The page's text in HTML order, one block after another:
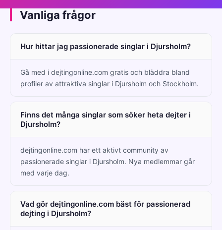
Vanliga frågor
Hur hittar jag passionerade singlar i Djursholm?
Gå med i dejtingonline.com gratis och bläddra bland
profiler av attraktiva singlar i Djursholm och Stockholm.
Finns det många singlar som söker heta dejter i
Djursholm?
dejtingonline.com har ett aktivt community av
passionerade singlar i Djursholm. Nya medlemmar går
med varje dag.
Vad gör dejtingonline.com bäst för passionerad
dejting i Djursholm?